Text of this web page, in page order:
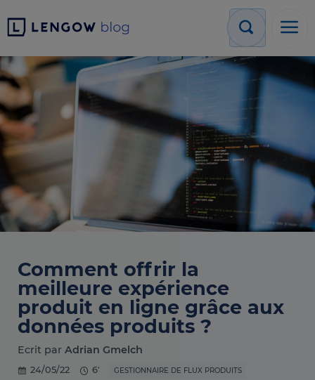
Comment offrir la
meilleure expérience
produit en ligne grâce aux
données produits ?
Ecrit par Adrian Gmelch
24/05/22 6' GESTIONNAIRE DE FLUX PRODUITS